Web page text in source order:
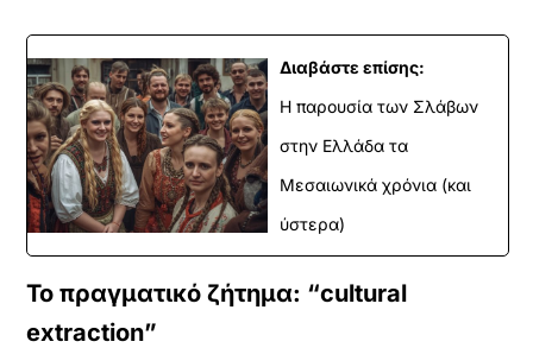
Διαβάστε επίσης:
H παρουσία των Σλάβων
στην Ελλάδα τα
Μεσαιωνικά χρόνια (και
ύστερα)
Το πραγματικό ζήτημα: “cultural
extraction”